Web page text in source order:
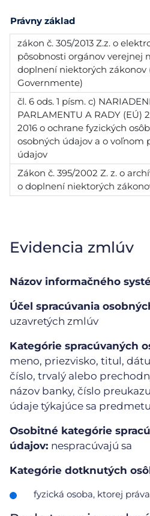
Právny základ
zákon č. 305/2013 Z.z. o
pôsobnosti orgánov verejnej
doplnení niektorých zákonov
Governmente)
čl. 6 ods. 1 písm. c)
PARLAMENTU A RADY (EÚ)
2016 o ochrane fyzických
osobných údajov a o voľnom
údajov
Zákon č. 395/2002 Z. z. o
o doplnení niektorých
Evidencia zmlúv
Názov informačného
Účel spracúvania
uzavretých zmlúv
Kategórie spracúvaných
meno, priezvisko, titul,
číslo, trvalý alebo
názov banky, číslo
údaje týkajúce sa
Osobitné kategórie
údajov: nespracúvajú sa
Kategórie dotknutých
fyzická osoba, ktorej